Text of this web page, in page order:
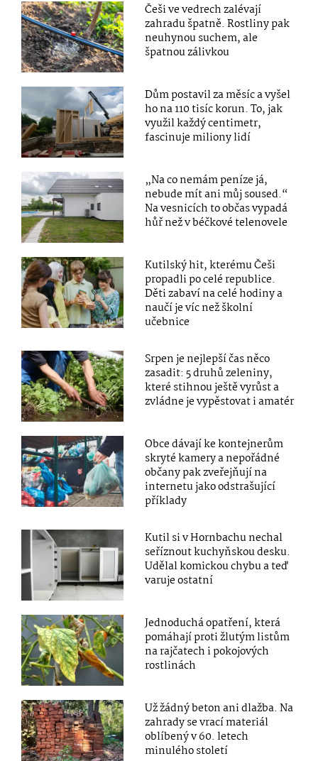
Češi ve vedrech zalévají
zahradu špatně. Rostliny pak
neuhynou suchem, ale
špatnou zálivkou
Dům postavil za měsíc a vyšel
ho na 110 tisíc korun. To, jak
využil každý centimetr,
fascinuje miliony lidí
„Na co nemám peníze já,
nebude mít ani můj soused.“
Na vesnicích to občas vypadá
hůř než v béčkové telenovele
Kutilský hit, kterému Češi
propadli po celé republice.
Děti zabaví na celé hodiny a
naučí je víc než školní
učebnice
Srpen je nejlepší čas něco
zasadit: 5 druhů zeleniny,
které stihnou ještě vyrůst a
zvládne je vypěstovat i amatér
Obce dávají ke kontejnerům
skryté kamery a nepořádné
občany pak zveřejňují na
internetu jako odstrašující
příklady
Kutil si v Hornbachu nechal
seříznout kuchyňskou desku.
Udělal komickou chybu a teď
varuje ostatní
Jednoduchá opatření, která
pomáhají proti žlutým listům
na rajčatech i pokojových
rostlinách
Už žádný beton ani dlažba. Na
zahrady se vrací materiál
oblíbený v 60. letech
minulého století